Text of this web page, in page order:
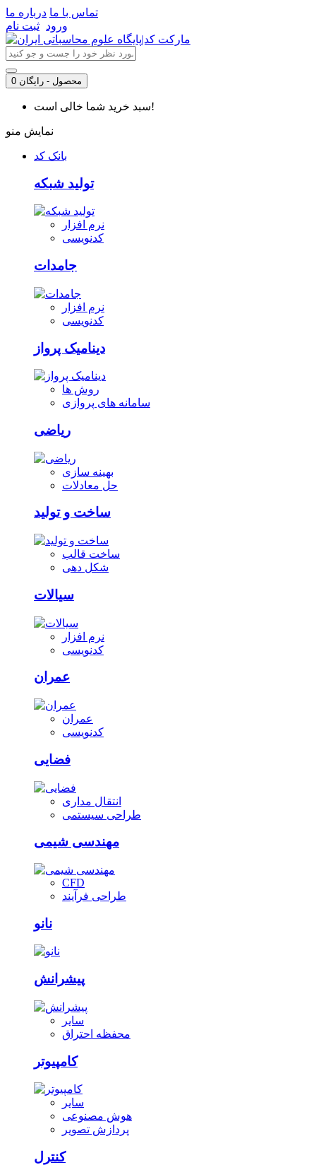
تماس با ما درباره ما
ورود ثبت نام
0 محصول - رایگان
سبد خرید شما خالی است!
نمایش منو
بانک کد
تولید شبکه
نرم افزار
کدنویسی
جامدات
نرم افزار
کدنویسی
دینامیک پرواز
روش ها
سامانه های پروازی
ریاضی
بهینه سازی
حل معادلات
ساخت و تولید
ساخت قالب
شکل دهی
سیالات
نرم افزار
کدنویسی
عمران
عمران
کدنویسی
فضایی
انتقال مداری
طراحی سیستمی
مهندسی شیمی
CFD
طراحی فرآیند
نانو
پیشرانش
سایر
محفظه احتراق
کامپیوتر
سایر
هوش مصنوعی
پردازش تصویر
کنترل